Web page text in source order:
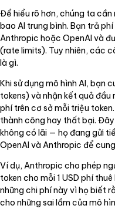
Để hiểu rõ hơn, chúng ta
bao AI trung bình. Bạn trả
Anthropic hoặc OpenAI và
(rate limits). Tuy nhiên, các
là gì.
Khi sử dụng mô hình AI, bạn
tokens) và nhận kết quả
phí trên cơ sở mỗi triệu
thành công hay thất bại.
không có lãi — họ đang gửi
OpenAI và Anthropic để
Ví dụ, Anthropic cho phép
token cho mỗi 1 USD phí
những chi phí này vì họ biết
cho những sai lầm của mô